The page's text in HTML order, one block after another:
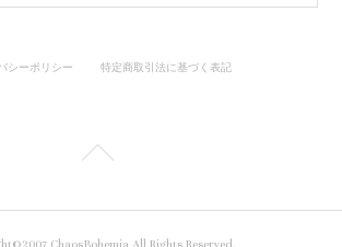
シーポリシー 特定商取引法に基づく表記